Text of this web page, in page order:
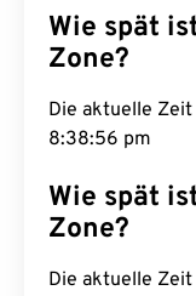
Wie spät
Zone?
Die aktuelle
8:38:57 pm
Wie spät
Zone?
Die aktuelle